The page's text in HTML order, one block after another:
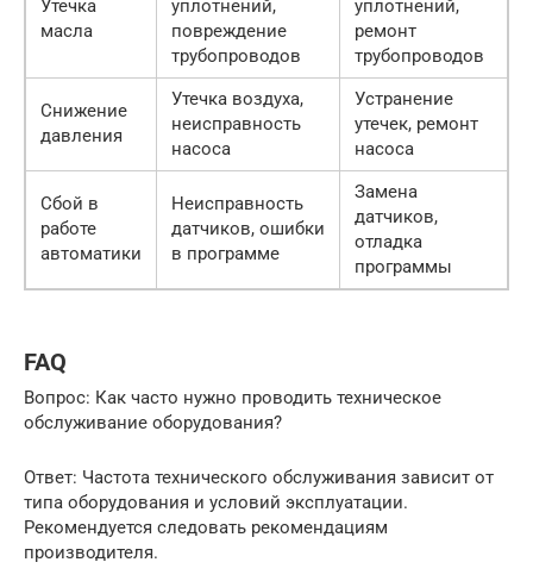
Утечка
масла
уплотнений,
повреждение
трубопроводов
уплотнений,
ремонт
трубопроводов
Снижение
давления
Утечка воздуха,
неисправность
насоса
Устранение
утечек, ремонт
насоса
Сбой в
работе
автоматики
Неисправность
датчиков, ошибки
в программе
Замена
датчиков,
отладка
программы
FAQ
Вопрос: Как часто нужно проводить техническое
обслуживание оборудования?
Ответ: Частота технического обслуживания зависит от
типа оборудования и условий эксплуатации.
Рекомендуется следовать рекомендациям
производителя.